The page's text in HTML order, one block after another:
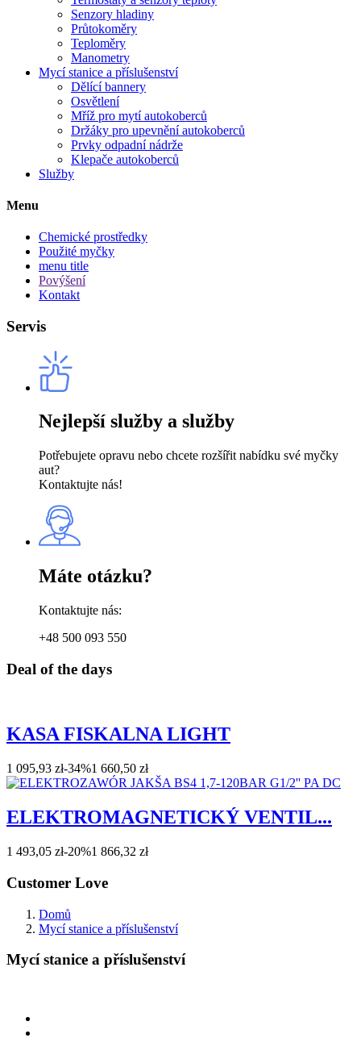
Senzory hladiny
Průtokoměry
Teploměry
Manometry
Mycí stanice a příslušenství
Dělící bannery
Osvětlení
Mříž pro mytí autokoberců
Držáky pro upevnění autokoberců
Prvky odpadní nádrže
Klepače autokoberců
Služby
Menu
Chemické prostředky
Použité myčky
menu title
Povýšení
Kontakt
Servis
Nejlepší služby a služby
Potřebujete opravu nebo chcete rozšířit nabídku své myčky
aut?
Kontaktujte nás!
Máte otázku?
Kontaktujte nás:
+48 500 093 550
Deal of the days
KASA FISKALNA LIGHT
1 095,93 zł-34%1 660,50 zł
ELEKTROMAGNETICKÝ VENTIL...
1 493,05 zł-20%1 866,32 zł
Customer Love
Domů
Mycí stanice a příslušenství
Mycí stanice a příslušenství